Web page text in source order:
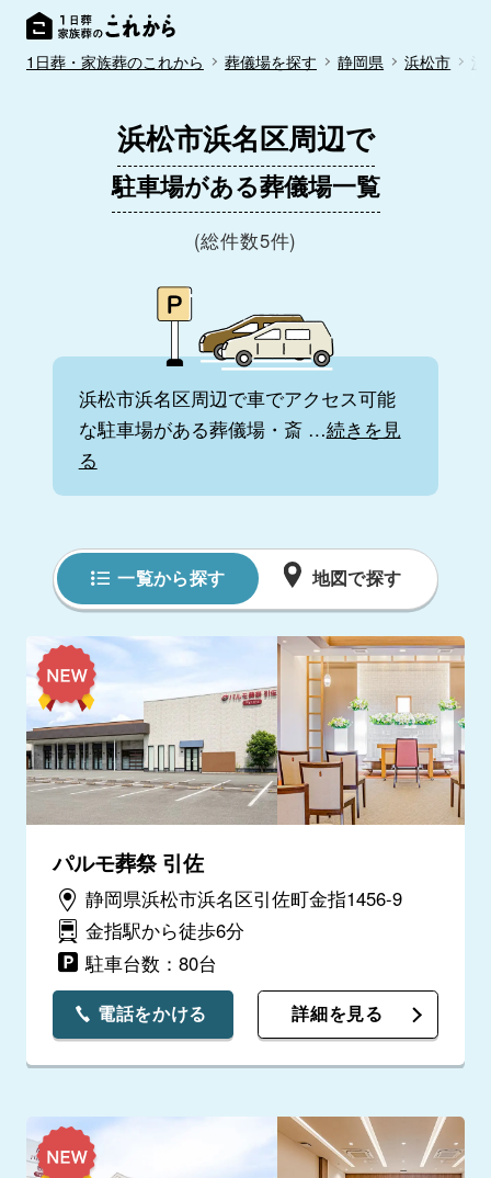
1日葬・家族葬のこれから 葬儀場を探す 静岡県 浜松市
浜松市浜名区周辺で
駐車場がある葬儀場一覧
(総件数5件)
浜松市浜名区周辺で車でアクセス可能
な駐車場がある葬儀場・斎 …続きを見
る
一覧から探す 地図で探す
パルモ葬祭 引佐
静岡県浜松市浜名区引佐町金指1456-9
金指駅から徒歩6分
駐車台数：80台
電話をかける 詳細を見る